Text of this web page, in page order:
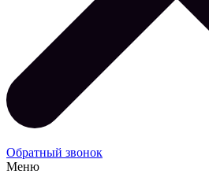
Обратный звонок
Меню